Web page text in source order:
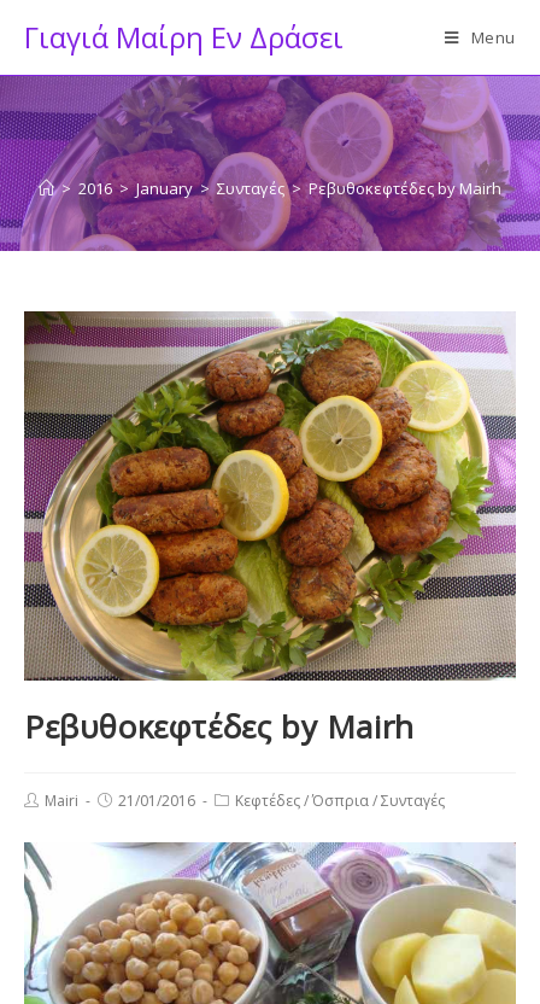
content
Γιαγιά Μαίρη Εν Δράσει Menu
> 2016 > January > Συνταγές > Ρεβυθοκεφτέδες by Mairh
Ρεβυθοκεφτέδες by Mairh
PostMairi
Post21/01/2016
PostΚεφτέδες/Όσπρια/Συνταγές